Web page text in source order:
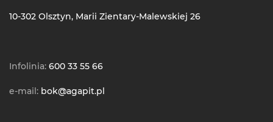
10-302 Olsztyn, Marii Zientary-Malewskiej 26
Infolinia: 600 33 55 66
e-mail: bok@agapit.pl